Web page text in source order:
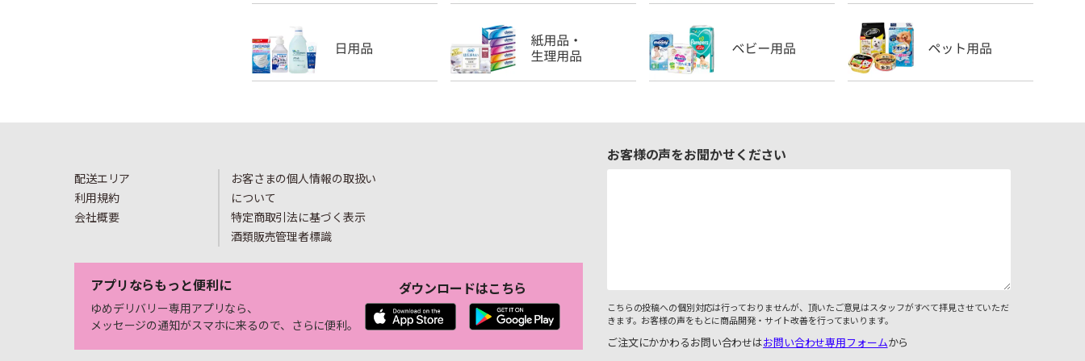
配送エリア
利用規約
会社概要
お客さまの個人情報の取扱い
について
特定商取引法に基づく表示
酒類販売管理者標識
アプリならもっと便利に
ゆめデリバリー専用アプリなら、
メッセージの通知がスマホに来るので、さらに便利。
ダウンロードはこちら
お客様の声をお聞かせください
こちらの投稿への個別対応は行っておりませんが、頂いたご意見はスタッフがすべて拝見させていただ
きます。お客様の声をもとに商品開発・サイト改善を行ってまいります。
ご注文にかかわるお問い合わせはお問い合わせ専用フォームから